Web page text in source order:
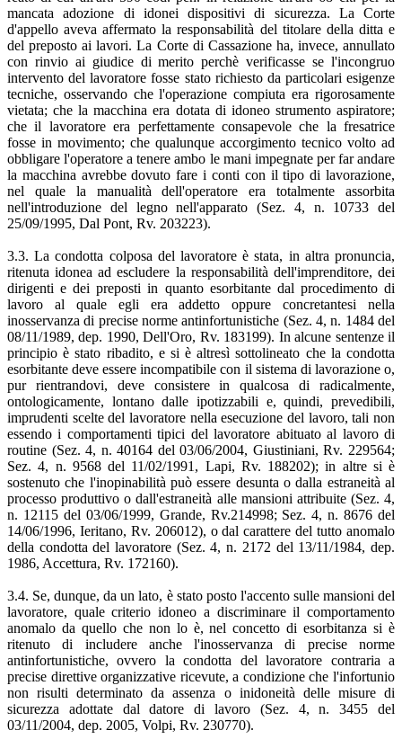
mancata adozione di idonei dispositivi di sicurezza. La Corte
d'appello aveva affermato la responsabilità del titolare della ditta e
del preposto ai lavori. La Corte di Cassazione ha, invece, annullato
con rinvio ai giudice di merito perchè verificasse se l'incongruo
intervento del lavoratore fosse stato richiesto da particolari esigenze
tecniche, osservando che l'operazione compiuta era rigorosamente
vietata; che la macchina era dotata di idoneo strumento aspiratore;
che il lavoratore era perfettamente consapevole che la fresatrice
fosse in movimento; che qualunque accorgimento tecnico volto ad
obbligare l'operatore a tenere ambo le mani impegnate per far andare
la macchina avrebbe dovuto fare i conti con il tipo di lavorazione,
nel quale la manualità dell'operatore era totalmente assorbita
nell'introduzione del legno nell'apparato (Sez. 4, n. 10733 del
25/09/1995, Dal Pont, Rv. 203223).
3.3. La condotta colposa del lavoratore è stata, in altra pronuncia,
ritenuta idonea ad escludere la responsabilità dell'imprenditore, dei
dirigenti e dei preposti in quanto esorbitante dal procedimento di
lavoro al quale egli era addetto oppure concretantesi nella
inosservanza di precise norme antinfortunistiche (Sez. 4, n. 1484 del
08/11/1989, dep. 1990, Dell'Oro, Rv. 183199). In alcune sentenze il
principio è stato ribadito, e si è altresì sottolineato che la condotta
esorbitante deve essere incompatibile con il sistema di lavorazione o,
pur rientrandovi, deve consistere in qualcosa di radicalmente,
ontologicamente, lontano dalle ipotizzabili e, quindi, prevedibili,
imprudenti scelte del lavoratore nella esecuzione del lavoro, tali non
essendo i comportamenti tipici del lavoratore abituato al lavoro di
routine (Sez. 4, n. 40164 del 03/06/2004, Giustiniani, Rv. 229564;
Sez. 4, n. 9568 del 11/02/1991, Lapi, Rv. 188202); in altre si è
sostenuto che l'inopinabilità può essere desunta o dalla estraneità al
processo produttivo o dall'estraneità alle mansioni attribuite (Sez. 4,
n. 12115 del 03/06/1999, Grande, Rv.214998; Sez. 4, n. 8676 del
14/06/1996, Ieritano, Rv. 206012), o dal carattere del tutto anomalo
della condotta del lavoratore (Sez. 4, n. 2172 del 13/11/1984, dep.
1986, Accettura, Rv. 172160).
3.4. Se, dunque, da un lato, è stato posto l'accento sulle mansioni del
lavoratore, quale criterio idoneo a discriminare il comportamento
anomalo da quello che non lo è, nel concetto di esorbitanza si è
ritenuto di includere anche l'inosservanza di precise norme
antinfortunistiche, ovvero la condotta del lavoratore contraria a
precise direttive organizzative ricevute, a condizione che l'infortunio
non risulti determinato da assenza o inidoneità delle misure di
sicurezza adottate dal datore di lavoro (Sez. 4, n. 3455 del
03/11/2004, dep. 2005, Volpi, Rv. 230770).